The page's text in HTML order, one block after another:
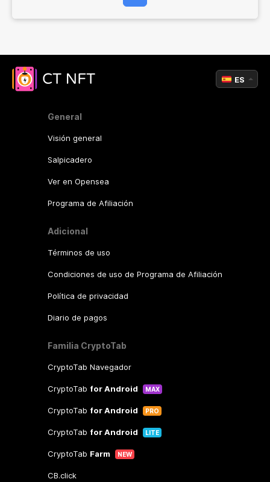
General
Visión general
Salpicadero
Ver en Opensea
Programa de Afiliación
Adicional
Términos de uso
Condiciones de uso de Programa de Afiliación
Política de privacidad
Diario de pagos
Familia CryptoTab
CryptoTab Navegador
CryptoTab for Android MAX
CryptoTab for Android PRO
CryptoTab for Android LITE
CryptoTab Farm NEW
CB.click
ES